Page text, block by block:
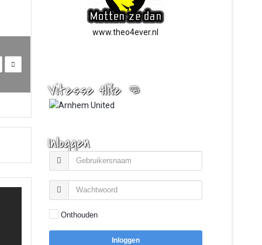
www.theo4ever.nl
Vitesse 4life 👊
Inloggen
Onthouden
Inloggen